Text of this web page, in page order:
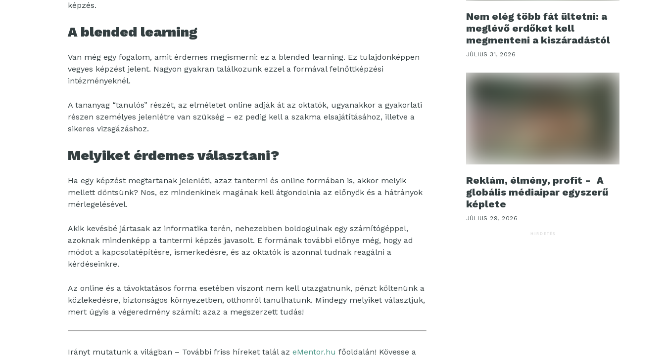
képzés.
A blended learning
Van még egy fogalom, amit érdemes megismerni: ez a blended learning. Ez tulajdonképpen
vegyes képzést jelent. Nagyon gyakran találkozunk ezzel a formával felnőttképzési
intézményeknél.
A tananyag “tanulós” részét, az elméletet online adják át az oktatók, ugyanakkor a gyakorlati
részen személyes jelenlétre van szükség – ez pedig kell a szakma elsajátításához, illetve a
sikeres vizsgázáshoz.
Melyiket érdemes választani?
Ha egy képzést megtartanak jelenléti, azaz tantermi és online formában is, akkor melyik
mellett döntsünk? Nos, ez mindenkinek magának kell átgondolnia az előnyök és a hátrányok
mérlegelésével.
Akik kevésbé jártasak az informatika terén, nehezebben boldogulnak egy számítógéppel,
azoknak mindenképp a tantermi képzés javasolt. E formának további előnye még, hogy ad
módot a kapcsolatépítésre, ismerkedésre, és az oktatók is azonnal tudnak reagálni a
kérdéseinkre.
Az online és a távoktatásos forma esetében viszont nem kell utazgatnunk, pénzt költenünk a
közlekedésre, biztonságos környezetben, otthonról tanulhatunk. Mindegy melyiket választjuk,
mert úgyis a végeredmény számít: azaz a megszerzett tudás!
Irányt mutatunk a világban – További friss híreket talál az eMentor.hu főoldalán! Kövesse a
Nem elég több fát ültetni: a
meglévő erdőket kell
megmenteni a kiszáradástól
JÚLIUS 31, 2026
Reklám, élmény, profit - A
globális médiaipar egyszerű
képlete
JÚLIUS 29, 2026
HIRDETÉS